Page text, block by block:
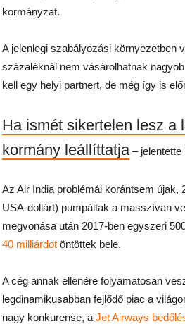
kormányzat.
A jelenlegi szabályozási környezetben
százaléknál nem vásárolhatnak
kell egy helyi partnert, de még így is
Ha ismét sikertelen lesz a
kormány leállíttatja – jelentette
Az Air India problémái korántsem újak,
USA-dollárt) pumpáltak a masszívan
megvonása után 2017-ben egyszeri
40 milliárdot öntöttek bele.
A cég annak ellenére folyamatosan
legdinamikusabban fejlődő piac a
nagy konkurense, a Jet Airways